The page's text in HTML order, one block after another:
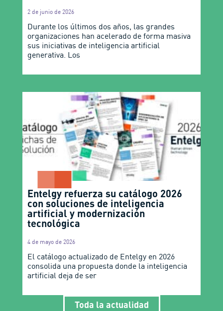
2 de junio de 2026
Durante los últimos dos años, las grandes
organizaciones han acelerado de forma masiva
sus iniciativas de inteligencia artificial
generativa. Los
Entelgy refuerza su catálogo 2026
con soluciones de inteligencia
artificial y modernización
tecnológica
4 de mayo de 2026
El catálogo actualizado de Entelgy en 2026
consolida una propuesta donde la inteligencia
artificial deja de ser
Toda la actualidad